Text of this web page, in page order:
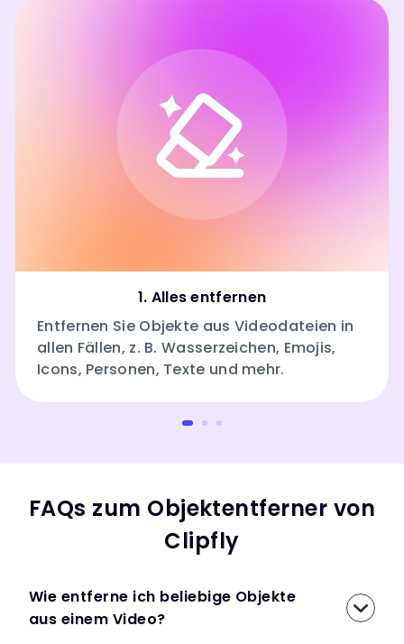
1. Alles entfernen
Entfernen Sie Objekte aus Videodateien in
allen Fällen, z. B. Wasserzeichen, Emojis,
Icons, Personen, Texte und mehr.
FAQs zum Objektentferner von
Clipfly
Wie entferne ich beliebige Objekte
aus einem Video?